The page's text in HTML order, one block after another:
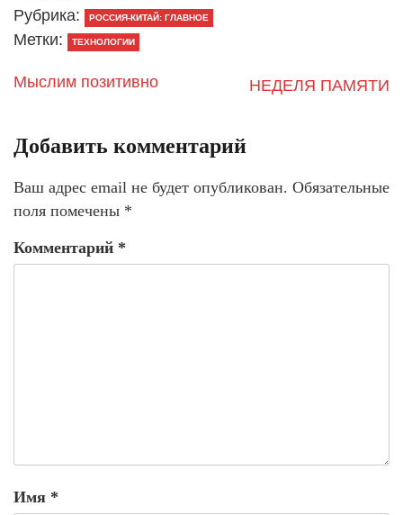
Рубрика: РОССИЯ-КИТАЙ: ГЛАВНОЕ
Метки: ТЕХНОЛОГИИ
Мыслим позитивно НЕДЕЛЯ ПАМЯТИ
Добавить комментарий
Ваш адрес email не будет опубликован. Обязательные
поля помечены *
Комментарий *
Имя *